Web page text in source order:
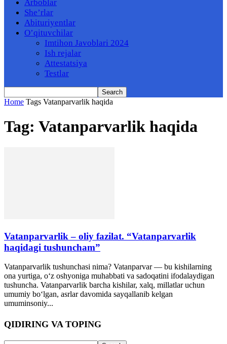
Arboblar
She’rlar
Abituriyentlar
O’qituvchilar
Imtihon Javoblari 2024
Ish rejalar
Attestatsiya
Testlar
Home Tags Vatanparvarlik haqida
Tag: Vatanparvarlik haqida
Vatanparvarlik – oliy fazilat. “Vatanparvarlik
haqidagi tushuncham”
Vatanparvarlik tushunchasi nima? Vatanparvar — bu kishilarning
ona yurtiga, oʻz oshyoniga muhabbati va sadoqatini ifodalaydigan
tushuncha. Vatanparvarlik barcha kishilar, xalq, millatlar uchun
umumiy boʻlgan, asrlar davomida sayqallanib kelgan
umuminsoniy...
QIDIRING VA TOPING